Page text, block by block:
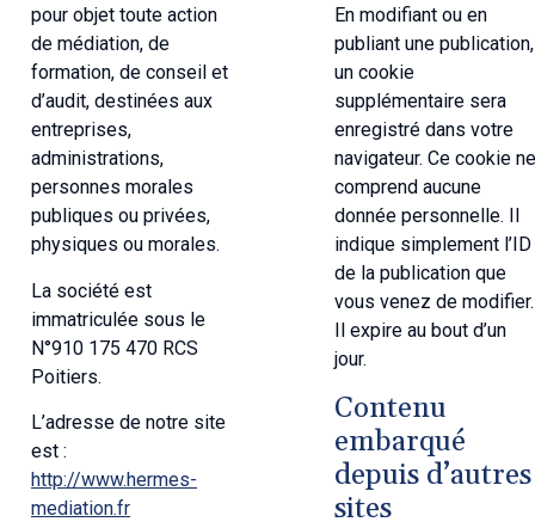
pour objet toute action
de médiation, de
formation, de conseil et
d’audit, destinées aux
entreprises,
administrations,
personnes morales
publiques ou privées,
physiques ou morales.
La société est
immatriculée sous le
N°910 175 470 RCS
Poitiers.
L’adresse de notre site
est :
http://www.hermes-
mediation.fr
En modifiant ou en
publiant une publication,
un cookie
supplémentaire sera
enregistré dans votre
navigateur. Ce cookie ne
comprend aucune
donnée personnelle. Il
indique simplement l’ID
de la publication que
vous venez de modifier.
Il expire au bout d’un
jour.
Contenu
embarqué
depuis d’autres
sites